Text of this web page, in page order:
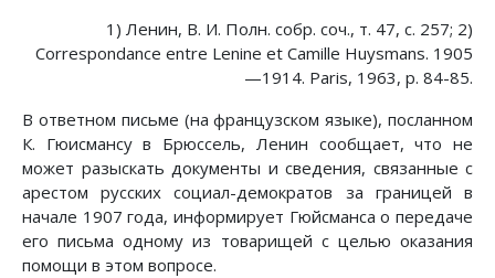
1) Ленин, В. И. Полн. собр. соч., т. 47, с. 257; 2)
Correspondance entre Lenine et Camille Huysmans. 1905
—1914. Paris, 1963, p. 84-85.
В ответном письме (на французском языке), посланном
К. Гюисмансу в Брюссель, Ленин сообщает, что не
может разыскать документы и сведения, связанные с
арестом русских социал-демократов за границей в
начале 1907 года, информирует Гюйсманса о передаче
его письма одному из товарищей с целью оказания
помощи в этом вопросе.